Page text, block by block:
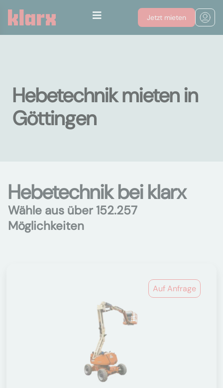
Jetzt mieten
Hebetechnik mieten in
Göttingen
Hebetechnik bei klarx
Wähle aus über 152.257
Möglichkeiten
Auf Anfrage